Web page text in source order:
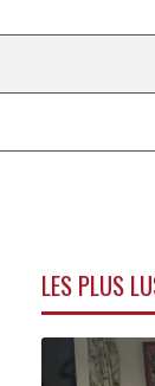
LES PLUS